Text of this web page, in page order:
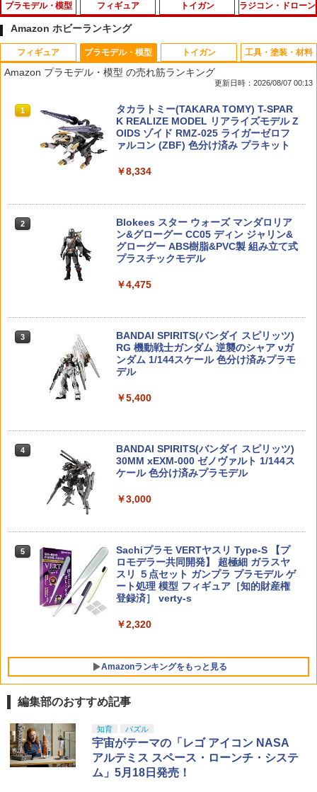
プラモデル・模型
1
送料無料◆マーベル ヒーローCHAMPIO
N CLASS14 デアデビル Born Again S2
プラモデル Blokees 【8月予約】
￥3,180
規実用型2号機[タカラトミー]《発売済・
【送料無料】 フジミ模型 1/24 インチ
ッサSti バージョンIV/VI プラモデル
￥3,255
Blokees ロックマン Champion Class
ゼロ（ロックマンゼロ）【75711】 プラ
MODEROID ミニ合体変形 ゲッターロボ
G ゲッタードラゴン プラモデル[グッド
月予約》
￥3,510
フィギュア
1
変身プリチューム キュアアルカナ・シャ
ドウ なりきりセット おもちゃ 玩具 バン
ダイ プリキュア 衣装 ヘアアクセサリー
￥11,000
コイ ドラゴンボール 06 孫悟空 & ブルマ
￥11,422
ドラゴンボール 06 孫悟空＆ブルマ -限定
￥11,580
クエスト メタリックモンスターズギャラ
￥12,000
￥12,064
トイガン
1
【エントリー最大10倍＆3％クーポン】
アルカリボタン電池 CR2032 2個セッ
￥110
ンドフラット形状 長掛け強ホップ仕様
￥350
ユーティリティポーチ MOLLE対応 ナイ
ーポーチ タクティカルポーチ MOLLEポ
ーチ
￥560
イ等 各社電動ガンに対応 フラットホッ
プ スタンダード 次世代
スガン用 2個入り [ 幅狭 ] ガスガン部品
ガスガンアクセサリー ガスガンオプショ
ン ガスガンアタッチメント ガスガンパ
ーツアクセサリー
ラジコン・ドローン
1
タミヤ OP.156 レーシングインナースポ
ンジ・ハード（4本）【53156】
ョンNo.1)/HBB-FROG-A/ハイブリット
￥1,265
6】 ラジコン用
シバタ R31S337PU ライトウェイトアル
DJI FPV送信機 3
￥17,600
Amazon ホビーランキング
フィギュア
1
タカラトミー(TAKARA TOMY) T-SPAR
K トランスフォーマー ニューレジェンズ
NL-07 サウンドウェーブ 可動フィギュア
K トランスフォーマー ニューレジェンズ
NL-06 オートボット コスモス 可動フィ
ギュア
バルキリー 超時空要塞マクロス VF-1J
バルキリー45th Anniv. 約225mm ABS&
ダイキャスト製 塗装済み可動フィギュア
ツ 呪術廻戦 伏黒甚爾 約155mm PVC&A
BS製 塗装済み可動フィギュア
K トランスフォーマー ミッシングリンク
D-01 サウンドウェーブ 可動フィギュア
￥24,610
プラモデル・模型
Amazon プラモデル・模型 の売れ筋ランキング
更新日時：2026/08/07 00:13
1
タカラトミー(TAKARA TOMY) T-SPAR
K REALIZE MODEL リアライズモデル Z
OIDS ゾイド RMZ-025 ライガーゼロフ
ァルコン (ZBF) 色分け済み プラキット
￥8,334
2
Blokees スター ウォーズ マンダロリア
ン&グローグー CC05 ディン ジャリン&
グローグー ABS樹脂&PVC製 組み立て式
プラスチックモデル
￥4,475
3
BANDAI SPIRITS(バンダイ スピリッツ)
RG 機動戦士ガンダム 逆襲のシャア νガ
ンダム 1/144スケール 色分け済みプラモ
デル
￥5,400
4
BANDAI SPIRITS(バンダイ スピリッツ)
30MM xEXM-000 ゼノヴァルト 1/144ス
ケール 色分け済みプラモデル
￥3,000
5
Sachiプラモ VERTヤスリ Type-S 【プ
ロモデラー共同開発】 超極細 ガラスヤ
スリ ５点セット ガンプラ プラモデル ゲ
ート処理 模型 フィギュア［知的財産権
登録済］ verty-s
￥2,320
Amazonランキングをもっと見る
トイガン
1
東京マルイ(TOKYO MARUI) No.25 コル
ト ガバメント HG 18歳以上エアーHOP
ハンドガン
￥3,384
工具・塗装・材料
1
GSIクレオス Mr.トップコート 水性プレ
ミアムトップコートスプレー 光沢 88ml
ホビー用仕上材 B601
￥748
編集部のおすすめ記事
知育 パズル
宇宙がテーマの「レゴ アイコン NASA
アルテミス スペース・ローンチ・システ
ム」5月18日発売！